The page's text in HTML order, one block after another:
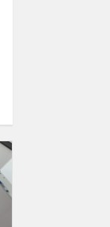
Apie
žaidimų